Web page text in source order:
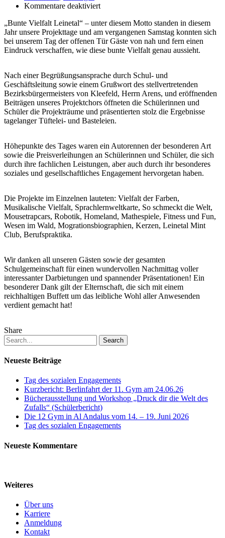
Kommentare deaktiviertfür
der
offenen
Tür
2024
„Bunte Vielfalt Leinetal“ – unter diesem Motto standen in diesem
Jahr unsere Projekttage und am vergangenen Samstag konnten sich
bei unserem Tag der offenen Tür Gäste von nah und fern einen
Eindruck verschaffen, wie diese bunte Vielfalt genau aussieht.
Nach einer Begrüßungsansprache durch Schul- und
Geschäftsleitung sowie einem Grußwort des stellvertretenden
Bezirksbürgermeisters von Kleefeld, Herrn Arens, und eröffnenden
Beiträgen unseres Projektchors öffneten die Schülerinnen und
Schüler die Projekträume und präsentierten stolz die Ergebnisse
tagelanger Tüftelei- und Basteleien.
Höhepunkte des Tages waren ein Autorennen der besonderen Art
sowie die Preisverleihungen an Schülerinnen und Schüler, die sich
durch ihre fachlichen Leistungen, aber auch durch ihr besonderes
soziales und gesellschaftliches Engagement hervorgetan haben.
Die Projekte im Einzelnen lauteten: Vielfalt der Farben,
Musikalische Vielfalt, Sprachlernweltkarte, So schmeckt die Welt,
Mousetrapcars, Robotik, Homeland, Mathespiele, Fitness und Fun,
Wesen im Wald, Mogrationsbiographien, Kerzen, Leinetal Mint
Club, Berufspraktika.
Wir danken all unseren Gästen sowie der gesamten
Schulgemeinschaft für einen wundervollen Nachmittag voller
interessanter Darbietungen und spannender Präsentationen! Ein
besonderer Dank gilt der Elternschaft, die sich mit einem
reichhaltigen Buffett um das leibliche Wohl aller Anwesenden
verdient gemacht hat!
Share
Search
Neueste Beiträge
Tag des sozialen Engagements
Kurzbericht: Berlinfahrt der 11. Gym am 24.06.26
Bücherausstellung und Workshop „Druck dir die Welt des
Zufalls“ (Schülerbericht)
Die 12 Gym in Al Andalus vom 14. – 19. Juni 2026
Tag des sozialen Engagements
Neueste Kommentare
Weiteres
Über uns
Karriere
Anmeldung
Kontakt